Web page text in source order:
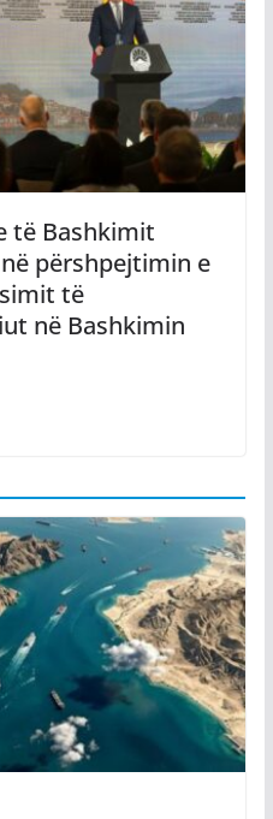
të Bashkimit
përshpejtimin e
të
në Bashkimin